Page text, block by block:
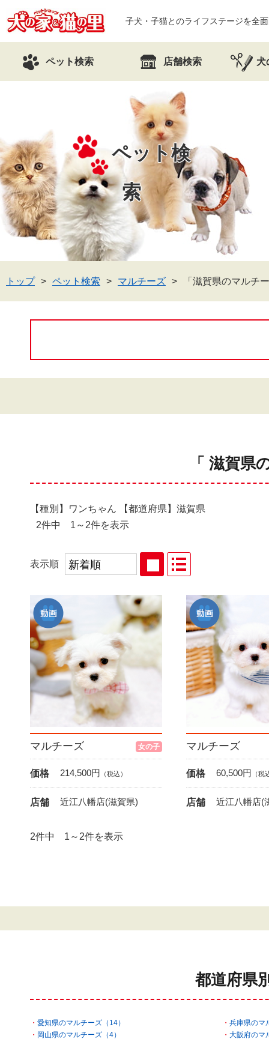
子犬・子猫とのライフステージを全
ペット検索 店舗検索 犬
ペット検
索
トップ ペット検索 マルチーズ 「滋賀県のマルチ
「 滋賀県
【種別】ワンちゃん 【都道府県】滋賀県
2件中 1～2件を表示
表示順
マルチーズ 女の子
価格 214,500円 （税込）
店舗 近江八幡店(滋賀県)
マルチーズ
価格 60,500円 （税
店舗 近江八幡店(
2件中 1～2件を表示
都道府県
愛知県のマルチーズ（14）
兵庫県のマ
岡山県のマルチーズ（4）
大阪府のマ